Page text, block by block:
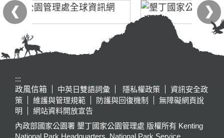
:::
政風信箱
中英日雙語詞彙 隱私權政策
資訊安全政
策
維護與管理規範 防護與回復機制
無障礙網頁說
明
網站資料開放宣告
內政部國家公園署 墾丁國家公園管理處 版權所有 Kenting
National Park Headquarters, National Park Service,